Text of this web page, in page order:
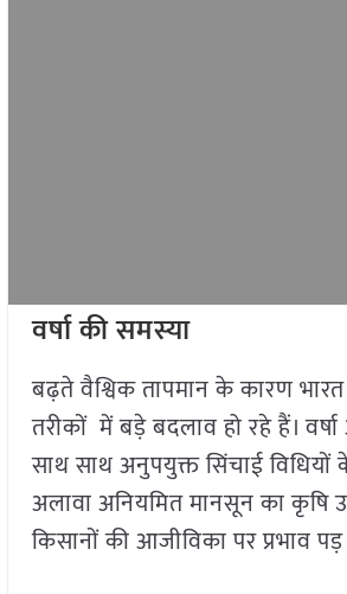
वर्षा की समस्या
बढ़ते वैश्विक तापमान के कारण भारत
तरीकों में बड़े बदलाव हो रहे हैं।
साथ साथ अनुपयुक्त सिंचाई
अलावा अनियमित मानसून का कृषि
किसानों की आजीविका पर प्रभाव